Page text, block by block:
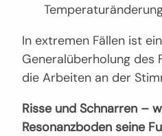
In extremen Fällen ist
Generalüberholung des
die Arbeiten an der
Risse und Schnarren –
Resonanzboden seine